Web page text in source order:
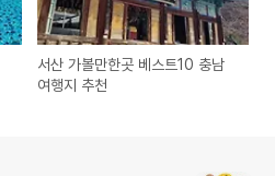
서산 가볼만한곳 베스트10 충남
여행지 추천